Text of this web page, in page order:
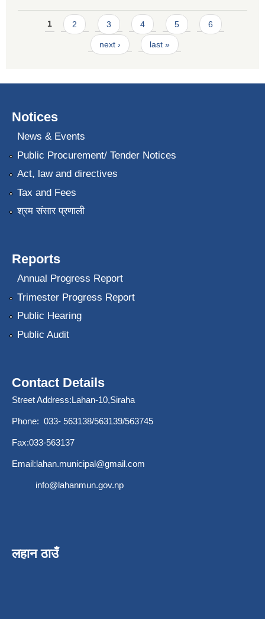
Pages
1 2 3 4 5 6
next › last »
Notices
News & Events
Public Procurement/ Tender Notices
Act, law and directives
Tax and Fees
श्रम संसार प्रणाली
Reports
Annual Progress Report
Trimester Progress Report
Public Hearing
Public Audit
Contact Details
Street Address:Lahan-10,Siraha
Phone: 033- 563138/563139/563745
Fax:033-563137
Email:lahan.municipal@gmail.com
info@lahanmun.gov.np
लहान ठाउँ